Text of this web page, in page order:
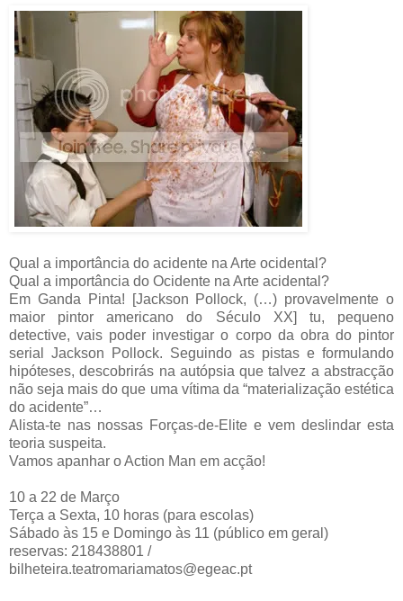
Qual a importância do acidente na Arte ocidental?
Qual a importância do Ocidente na Arte acidental?
Em Ganda Pinta! [Jackson Pollock, (…) provavelmente o
maior pintor americano do Século XX] tu, pequeno
detective, vais poder investigar o corpo da obra do pintor
serial Jackson Pollock. Seguindo as pistas e formulando
hipóteses, descobrirás na autópsia que talvez a abstracção
não seja mais do que uma vítima da “materialização estética
do acidente”…
Alista-te nas nossas Forças-de-Elite e vem deslindar esta
teoria suspeita.
Vamos apanhar o Action Man em acção!
10 a 22 de Março
Terça a Sexta, 10 horas (para escolas)
Sábado às 15 e Domingo às 11 (público em geral)
reservas: 218438801 /
bilheteira.teatromariamatos@egeac.pt